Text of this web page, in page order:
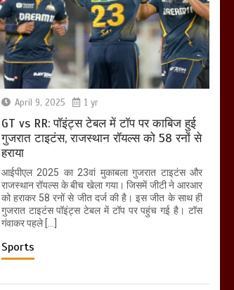
April 9, 2025 1 yr
GT vs RR: पॉइंट्स टेबल में टॉप पर काबिज हुई
गुजरात टाइटंस, राजस्थान रॉयल्स को 58 रनों से
हराया
आईपीएल 2025 का 23वां मुकाबला गुजरात टाइटंस और
राजस्थान रॉयल्स के बीच खेला गया। जिसमें जीटी ने आरआर
को हराकर 58 रनों से जीत दर्ज की है। इस जीत के साथ ही
गुजरात टाइटंस पॉइंट्स टेबल में टॉप पर पहुंच गई है। टॉस
गंवाकर पहले […]
Sports